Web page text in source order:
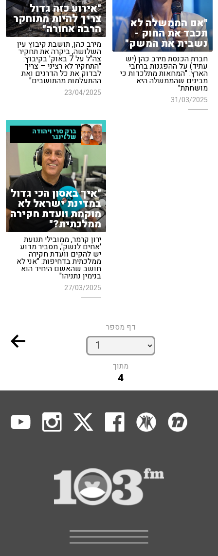
"אירוע כזה גדול
צריך להיות מתוחקר
הרבה אחורה"
מירב כהן, תושבת קיבוץ עין
השלושה, ביקרה את תחקיר
צה"ל על 7 באוק' בקיבוץ:
"התחקיר לא רציני – צריך
לבדוק את כל הדרגים ואת
ההתעלמות מהתושבים"
23/04/2025
"אם הממשלה לא
תכבד את החוק -
נשבית את המשק"
חברת הכנסת מירב כהן (יש
עתיד) על ההפגנות ברחבי
הארץ: "המחאות מתלכדות כי
מבינים שהממשלה היא
מושחתת"
31/03/2025
ברק סרי ויהודה
שלזינגר
"איך באסון הכי גדול
במדינת ישראל לא
מוקמת וועדת חקירה
ממלכתית?"
ירון קרמר, ממובילי תנועת
'אחים לנשק', מסביר מדוע
יש להקים וועדת חקירה
ממלכתית בדחיפות: "אני לא
חושב שהאשם היחיד הוא
בנימין נתניהו"
27/03/2025
דף מספר
מתוך
4